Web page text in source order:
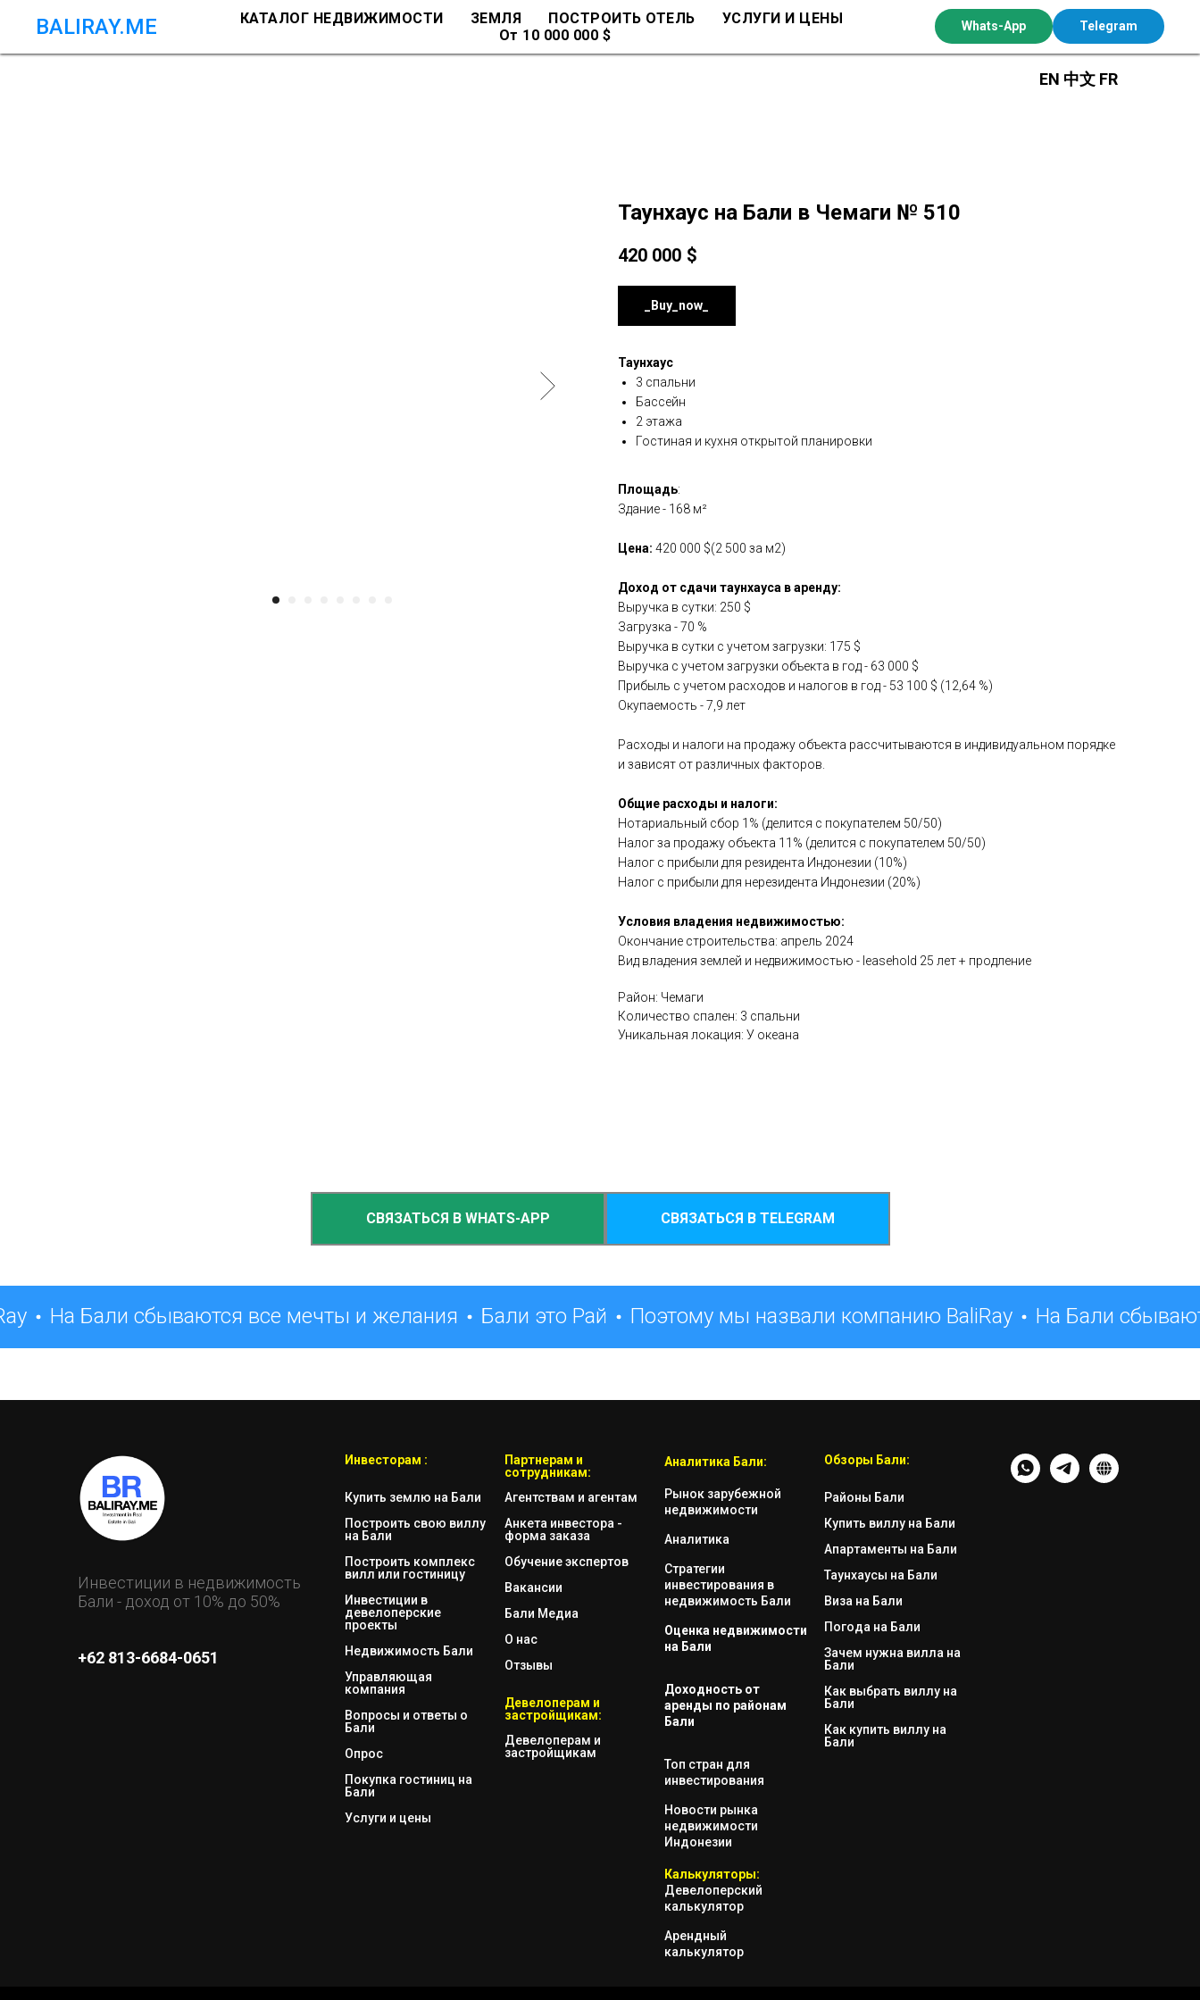
BALIRAY.ME КАТАЛОГ НЕДВИЖИМОСТИ ЗЕМЛЯ ПОСТРОИТЬ ОТЕЛЬ
УСЛУГИ И ЦЕНЫ
От 10 000 000 $
Whats-App Telegram
EN 中文 FR
Таунхаус на Бали в Чемаги № 510
420 000 $
_Buy_now_
Таунхаус
3 спальни
Бассейн
2 этажа
Гостиная и кухня открытой планировки
Площадь:
Здание - 168 м²
Цена: 420 000 $(2 500 за м2)
Доход от сдачи таунхауса в аренду:
Выручка в сутки: 250 $
Загрузка - 70 %
Выручка в сутки с учетом загрузки: 175 $
Выручка с учетом загрузки объекта в год - 63 000 $
Прибыль с учетом расходов и налогов в год - 53 100 $ (12,64 %)
Окупаемость - 7,9 лет
Расходы и налоги на продажу объекта рассчитываются в индивидуальном порядке
и зависят от различных факторов.
Общие расходы и налоги:
Нотариальный сбор 1% (делится с покупателем 50/50)
Налог за продажу объекта 11% (делится с покупателем 50/50)
Налог с прибыли для резидента Индонезии (10%)
Налог с прибыли для нерезидента Индонезии (20%)
Условия владения недвижимостью:
Окончание строительства: апрель 2024
Вид владения землей и недвижимостью - leasehold 25 лет + продление
Район: Чемаги
Количество спален: 3 спальни
Уникальная локация: У океана
СВЯЗАТЬСЯ В WHATS-APP СВЯЗАТЬСЯ В TELEGRAM
На Бали сбываются все мечты и желания Бали это Рай Поэтому мы назвали компанию BaliRay На Бали
Инвестиции в недвижимость
Бали - доход от 10% до 50%
+62 813-6684-0651
Инвесторам :
Купить землю на Бали
Построить свою виллу
на Бали
Построить комплекс
вилл или гостиницу
Инвестиции в
девелоперские
проекты
Недвижимость Бали
Управляющая
компания
Вопросы и ответы о
Бали
Опрос
Покупка гостиниц на
Бали
Услуги и цены
Партнерам и
сотрудникам:
Агентствам и агентам
Анкета инвестора -
форма заказа
Обучение экспертов
Вакансии
Бали Медиа
О нас
Отзывы
Девелоперам и
застройщикам:
Девелоперам и
застройщикам
Аналитика Бали:
Рынок зарубежной
недвижимости
Аналитика
Стратегии
инвестирования в
недвижимость Бали
Оценка недвижимости
на Бали
Доходность от
аренды по районам
Бали
Топ стран для
инвестирования
Новости рынка
недвижимости
Индонезии
Калькуляторы:
Девелоперский
калькулятор
Арендный
калькулятор
Обзоры Бали:
Районы Бали
Купить виллу на Бали
Апартаменты на Бали
Таунхаусы на Бали
Виза на Бали
Погода на Бали
Зачем нужна вилла на
Бали
Как выбрать виллу на
Бали
Как купить виллу на
Бали